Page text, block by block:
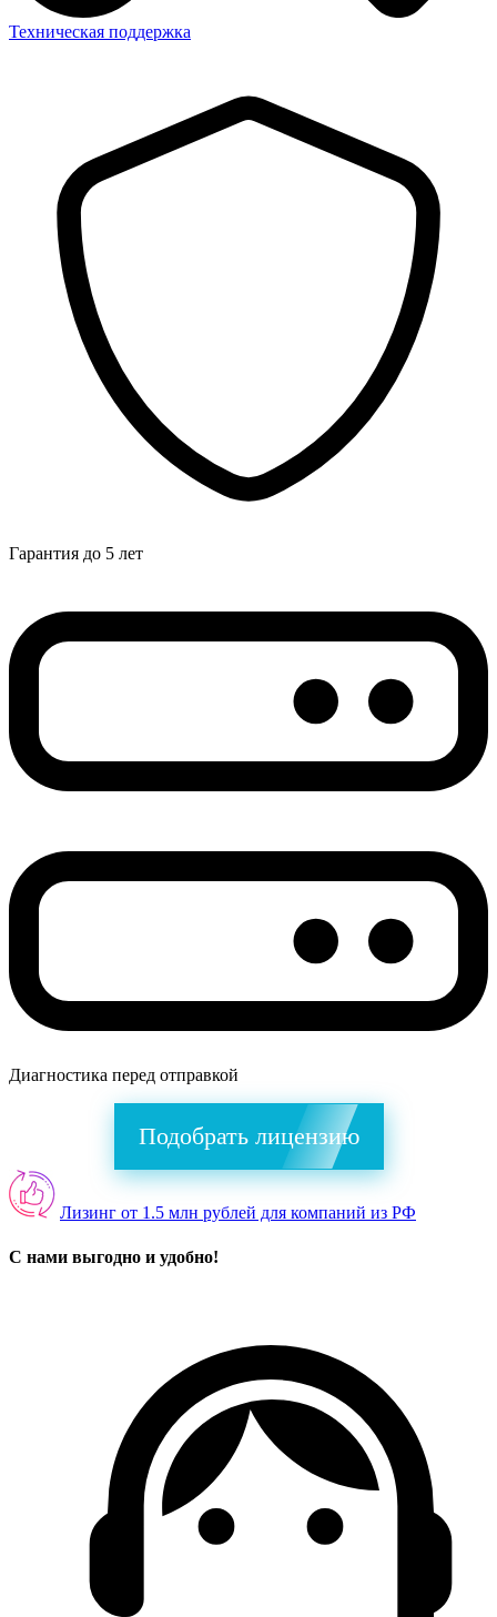
Техническая поддержка
Гарантия до 5 лет
Диагностика перед отправкой
Подобрать лицензию
Лизинг от 1.5 млн рублей для компаний из РФ
С нами выгодно и удобно!